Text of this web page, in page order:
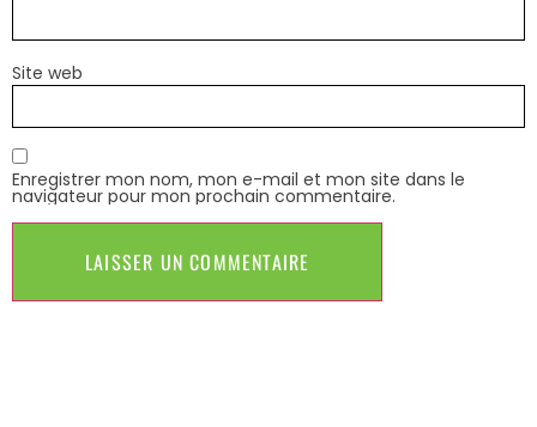
Site web
Enregistrer mon nom, mon e-mail et mon site dans le
navigateur pour mon prochain commentaire.